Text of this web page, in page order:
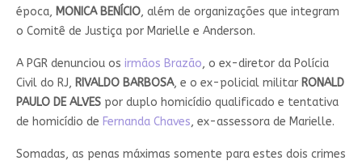
época, MONICA BENÍCIO, além de organizações que integram
o Comitê de Justiça por Marielle e Anderson.
A PGR denunciou os irmãos Brazão, o ex-diretor da Polícia
Civil do RJ, RIVALDO BARBOSA, e o ex-policial militar RONALD
PAULO DE ALVESpor duplo homicídio qualificado e tentativa
de homicídio de Fernanda Chaves, ex-assessora de Marielle.
Somadas, as penas máximas somente para estes dois crimes